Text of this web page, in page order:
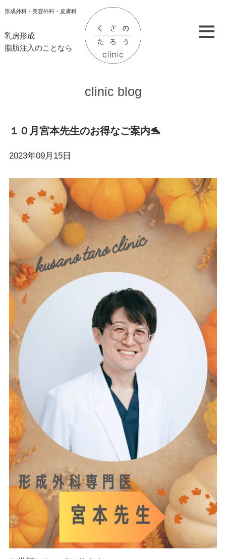
形成外科・美容外科・皮膚科
乳房形成
脂肪注入のことなら
clinic blog
１０月宮本先生のお得なご案内🐬
2023年09月15日